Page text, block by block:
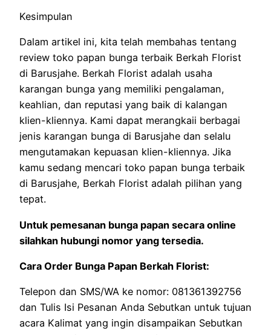
Kesimpulan
Dalam artikel ini, kita telah membahas tentang
review toko papan bunga terbaik Berkah Florist
di Barusjahe. Berkah Florist adalah usaha
karangan bunga yang memiliki pengalaman,
keahlian, dan reputasi yang baik di kalangan
klien-kliennya. Kami dapat merangkaii berbagai
jenis karangan bunga di Barusjahe dan selalu
mengutamakan kepuasan klien-kliennya. Jika
kamu sedang mencari toko papan bunga terbaik
di Barusjahe, Berkah Florist adalah pilihan yang
tepat.
Untuk pemesanan bunga papan secara online
silahkan hubungi nomor yang tersedia.
Cara Order Bunga Papan Berkah Florist:
Telepon dan SMS/WA ke nomor: 081361392756
dan Tulis Isi Pesanan Anda Sebutkan untuk tujuan
acara Kalimat yang ingin disampaikan Sebutkan